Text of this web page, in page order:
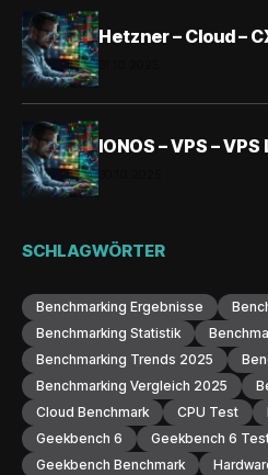
Hetzner – Cloud –
IONOS – VPS –
SCHLAGWÖRTER
Benchmarking Ergebnisse
Benchmarking Statistik
Benchmarking Trends 2025
Benchmarking Vergleich 2025
Cloud Benchmark
CPU Test
Geekbench 6
Geekbench 6
Geekbench Benchmark